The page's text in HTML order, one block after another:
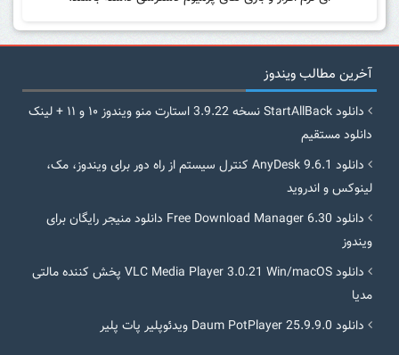
آخرین مطالب ویندوز
دانلود StartAllBack نسخه 3.9.22 استارت منو ویندوز ۱۰ و ۱۱ + لینک
دانلود مستقیم
دانلود AnyDesk 9.6.1 کنترل سیستم از راه دور برای ویندوز، مک،
لینوکس و اندروید
دانلود Free Download Manager 6.30 دانلود منیجر رایگان برای
ویندوز
دانلود VLC Media Player 3.0.21 Win/macOS پخش کننده مالتی
مدیا
دانلود Daum PotPlayer 25.9.9.0 ویدئوپلیر پات پلیر